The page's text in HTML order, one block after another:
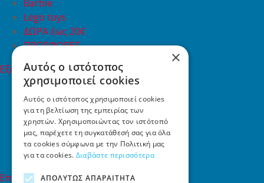
Barbie
Lego toys
ΔΩΡΑ έως 20€
ΠΡΟΣΦΟΡΕΣ
Εξυπηρέτηση Πελατών
Εξυπηρέτηση πελατών
Συχνές ερωτήσεις
Όροι χρήσης
Τρόποι Πληρωμής
Επιστροφές
Επικοινωνία
Επικοινωνία
×
Αυτός ο ιστότοπος
χρησιμοποιεί cookies
Αυτός ο ιστότοπος χρησιμοποιεί cookies
για τη βελτίωση της εμπειρίας των
χρηστών. Χρησιμοποιώντας τον ιστότοπό
μας, παρέχετε τη συγκατάθεσή σας για όλα
τα cookies σύμφωνα με την Πολιτική μας
για τα cookies. Διαβάστε περισσότερα
ΑΠΟΛΎΤΩΣ ΑΠΑΡΑΊΤΗΤΑ